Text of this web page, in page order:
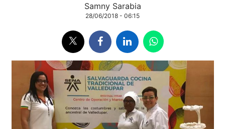
Samny Sarabia
28/06/2018 - 06:15